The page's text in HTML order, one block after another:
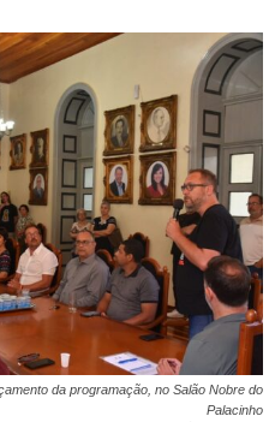
da programação, no Salão Nobre do
Palacinho